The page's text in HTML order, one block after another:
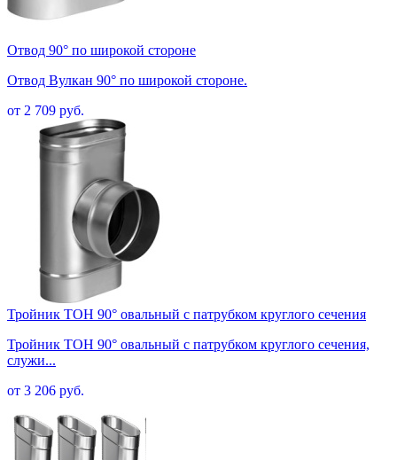
Отвод 90° по широкой стороне
Отвод Вулкан 90° по широкой стороне.
от 2 709 руб.
Тройник TOH 90° овальный с патрубком круглого сечения
Тройник TOH 90° овальный с патрубком круглого сечения,
служи...
от 3 206 руб.